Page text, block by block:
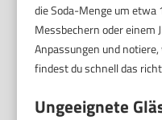
die Soda-Menge um
Messbechern oder einem
Anpassungen und
findest du schnell das
Ungeeignete